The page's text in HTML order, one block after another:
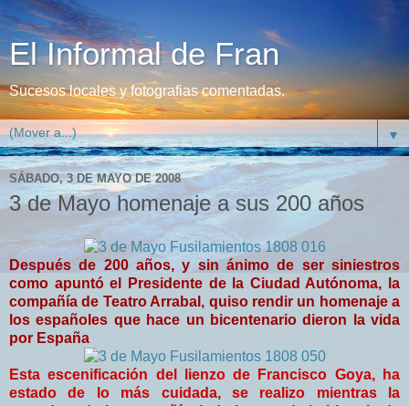
El Informal de Fran
Sucesos locales y fotografias comentadas.
▼
SÁBADO, 3 DE MAYO DE 2008
3 de Mayo homenaje a sus 200 años
Después de 200 años, y sin ánimo de ser siniestros
como apuntó el Presidente de la Ciudad Autónoma, la
compañía de Teatro Arrabal, quiso rendir un homenaje a
los españoles que hace un bicentenario dieron la vida
por España
Esta escenificación del lienzo de Francisco Goya, ha
estado de lo más cuidada, se realizo mientras la